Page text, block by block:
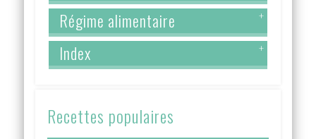
Régime alimentaire +
Index +
Recettes populaires